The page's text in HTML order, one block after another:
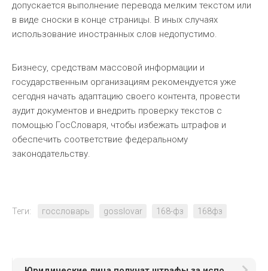
допускается выполнение перевода мелким текстом или
в виде сноски в конце страницы. В иных случаях
использование иностранных слов недопустимо.
Бизнесу, средствам массовой информации и
государственным организациям рекомендуется уже
сегодня начать адаптацию своего контента, провести
аудит документов и внедрить проверку текстов с
помощью ГосСловаря, чтобы избежать штрафов и
обеспечить соответствие федеральному
законодательству.
Теги: госсловарь gosslovar 168-фз 168фз